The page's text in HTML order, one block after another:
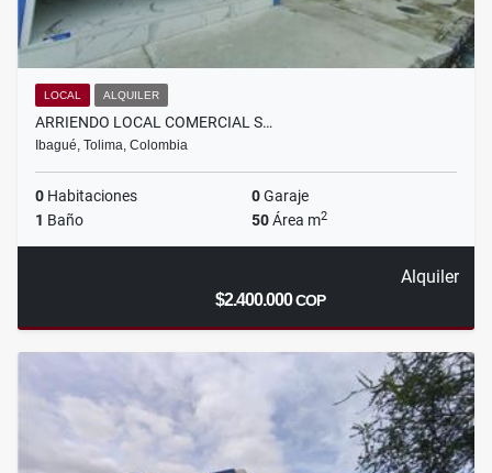
LOCAL ALQUILER
ARRIENDO LOCAL COMERCIAL S…
Ibagué, Tolima, Colombia
0 Habitaciones 0Garaje
1 Baño 50Área m2
Alquiler
$2.400.000COP